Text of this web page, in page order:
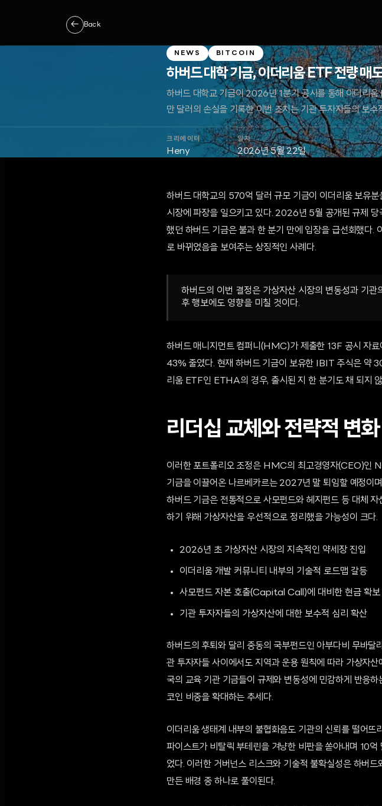
← Back
NEWS BITCOIN
하버드 대학 기금, 이더리움 ETF 전량 매
하버드 대학교 기금이 2026년 1분기 공시를 통해 이더리
만 달러의 손실을 기록한 이번 조치는 기관 투자자들의 보수
크리에이터
Heny
일자
2026년 5월 22일
하버드 대학교의 570억 달러 규모 기금이 이더리움 보유
시장에 파장을 일으키고 있다. 2026년 5월 공개된 규제
했던 하버드 기금은 불과 한 분기 만에 입장을 급선회했
로 바뀌었음을 보여주는 상징적인 사례다.
하버드의 이번 결정은 가상자산 시장의 변동성과 기
후 행보에도 영향을 미칠 것이다.
하버드 매니지먼트 컴퍼니(HMC)가 제출한 13F 공시 자
43% 줄였다. 현재 하버드 기금이 보유한 IBIT 주식은 약
리움 ETF인 ETHA의 경우, 출시된 지 한 분기도 채 되지
리더십 교체와 전략적 변화
이러한 포트폴리오 조정은 HMC의 최고경영자(CEO)인
기금을 이끌어온 나르베카르는 2027년 말 퇴임할 예정이
하버드 기금은 전통적으로 사모펀드와 헤지펀드 등 대체
하기 위해 가상자산을 우선적으로 정리했을 가능성이 크다.
2026년 초 가상자산 시장의 지속적인 약세장 진입
이더리움 개발 커뮤니티 내부의 기술적 로드맵 갈등
사모펀드 자본 호출(Capital Call)에 대비한 현금 확보
기관 투자자들의 가상자산에 대한 보수적 심리 확산
하버드의 후퇴와 달리 중동의 국부펀드인 아부다비 무바달
관 투자자들 사이에서도 지역과 운용 원칙에 따라 가상자
국의 교육 기관 기금들이 규제와 변동성에 민감하게 반응
코인 비중을 확대하는 추세다.
이더리움 생태계 내부의 불협화음도 기관의 신뢰를 떨어
파이스트가 비탈릭 부테린을 겨냥한 비판을 쏟아내며 10
었다. 이러한 거버넌스 리스크와 기술적 불확실성은 하버
만든 배경 중 하나로 풀이된다.